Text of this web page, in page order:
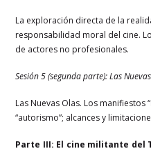
La exploración directa de la
responsabilidad moral del cine.
de actores no profesionales.
Sesión 5 (segunda parte): Las
Las Nuevas Olas. Los manifiestos
“autorismo”; alcances y
Parte III: El cine militante del